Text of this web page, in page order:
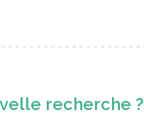
recherche ?